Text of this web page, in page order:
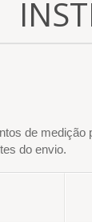
de
do envio.